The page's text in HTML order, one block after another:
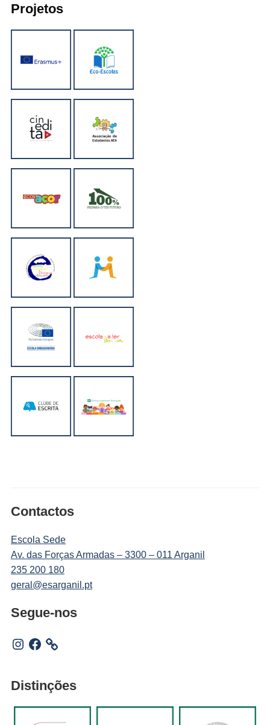
Projetos
Contactos
Escola Sede
Av. das Forças Armadas – 3300 – 011 Arganil
235 200 180
geral@esarganil.pt
Segue-nos
Instagram
Facebook
Distinções